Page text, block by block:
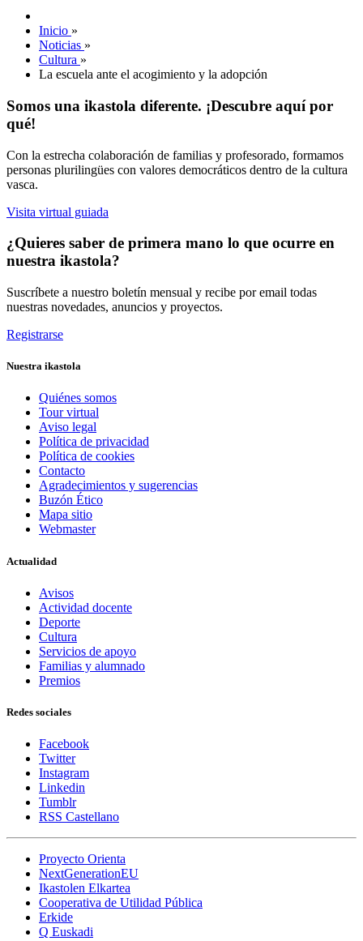
Inicio »
Noticias »
Cultura »
La escuela ante el acogimiento y la adopción
Somos una ikastola diferente. ¡Descubre aquí por
qué!
Con la estrecha colaboración de familias y profesorado, formamos
personas plurilingües con valores democráticos dentro de la cultura
vasca.
Visita virtual guiada
¿Quieres saber de primera mano lo que ocurre en
nuestra ikastola?
Suscríbete a nuestro boletín mensual y recibe por email todas
nuestras novedades, anuncios y proyectos.
Registrarse
Nuestra ikastola
Quiénes somos
Tour virtual
Aviso legal
Política de privacidad
Política de cookies
Contacto
Agradecimientos y sugerencias
Buzón Ético
Mapa sitio
Webmaster
Actualidad
Avisos
Actividad docente
Deporte
Cultura
Servicios de apoyo
Familias y alumnado
Premios
Redes sociales
Facebook
Twitter
Instagram
Linkedin
Tumblr
RSS Castellano
Proyecto Orienta
NextGenerationEU
Ikastolen Elkartea
Cooperativa de Utilidad Pública
Erkide
Q Euskadi